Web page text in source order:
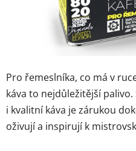
Pro řemeslníka, co má v
káva to nejdůležitější
i kvalitní káva je zárukou
oživují a inspirují k